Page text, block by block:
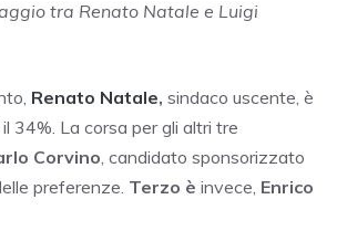
tra Renato Natale e Luigi
Renato Natale, sindaco uscente, è
34%. La corsa per gli altri tre
Corvino, candidato sponsorizzato
preferenze. Terzo è invece, Enrico